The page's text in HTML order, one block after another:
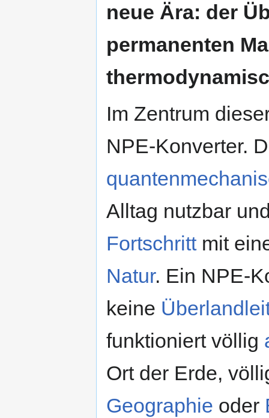
neue Ära: der
permanenten
Im Zentrum
NPE-Konverter.
Alltag nutzbar
Fortschrittmit
Natur. Ein NPE-
keine
funktioniert völlig
Ort der Erde,
Geographie oder